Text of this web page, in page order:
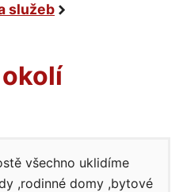
služeb
všechno uklidíme
,rodinné domy ,bytové